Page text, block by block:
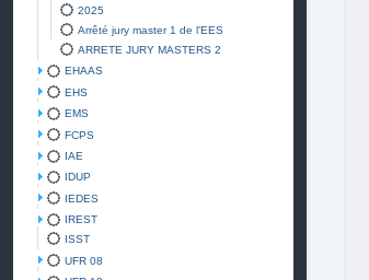
2025
Arrêté jury master 1 de l'EES
ARRETE JURY MASTERS 2
EHAAS
EHS
EMS
FCPS
IAE
IDUP
IEDES
IREST
ISST
UFR 08